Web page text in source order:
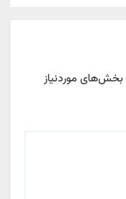
بخش‌های موردنیاز